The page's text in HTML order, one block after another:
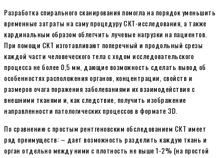
Разработка спирального сканирования помогла на порядок уменьшить
временные затраты на саму процедуру СКТ-исследования, а также
кардинальным образом облегчить лучевые нагрузки на пациентов.
При помощи СКТ изготавливают поперечный и продольный срезы
каждой части человеческого тела с ходом исследовательского
процесса не более 0,5 мм, дающие возможность сделать вывод об
особенностях расположения органов, концентрации, свойств и
размеров очага поражения заболеваниями их взаимодействия с
внешними тканями и, как следствие, получить изображение
направленности патологических процессов в формате 3D.
По сравнению с простым рентгеновским обследованием СКТ имеет
ряд преимуществ: – дает возможность разделить каждую ткань и
орган отдельно между ними с плотность не выше 1-2% (на простой